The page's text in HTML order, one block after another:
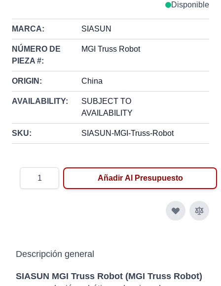
Disponible
MARCA: SIASUN
NÚMERO DE
PIEZA #:
MGI Truss Robot
ORIGIN: China
AVAILABILITY:
SUBJECT TO
AVAILABILITY
SKU: SIASUN-MGI-Truss-Robot
Añadir Al Presupuesto
Descripción general
SIASUN MGI Truss Robot (MGI Truss Robot)